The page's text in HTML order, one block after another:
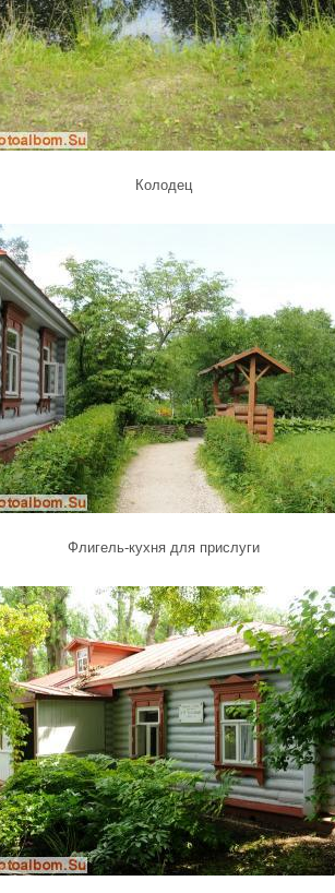
Колодец
Флигель-кухня для прислуги